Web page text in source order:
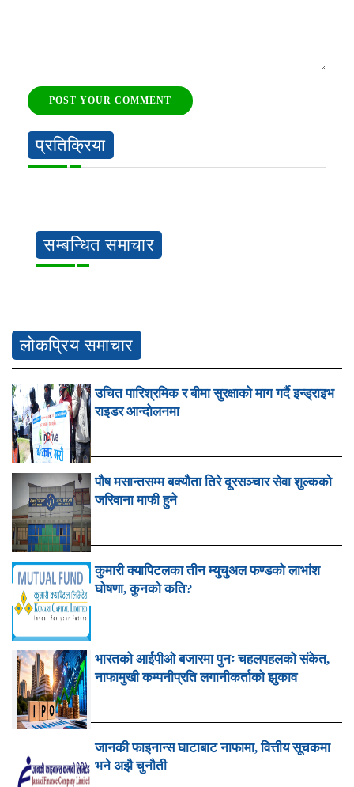
POST YOUR COMMENT
प्रतिक्रिया
सम्बन्धित समाचार
लोकप्रिय समाचार
उचित पारिश्रमिक र बीमा सुरक्षाको माग गर्दै इन्ड्राइभ
राइडर आन्दोलनमा
पौष मसान्तसम्म बक्यौता तिरे दूरसञ्चार सेवा शुल्कको
जरिवाना माफी हुने
कुमारी क्यापिटलका तीन म्युचुअल फण्डको लाभांश
घोषणा, कुनको कति?
भारतको आईपीओ बजारमा पुनः चहलपहलको संकेत,
नाफामुखी कम्पनीप्रति लगानीकर्ताको झुकाव
जानकी फाइनान्स घाटाबाट नाफामा, वित्तीय सूचकमा
भने अझै चुनौती